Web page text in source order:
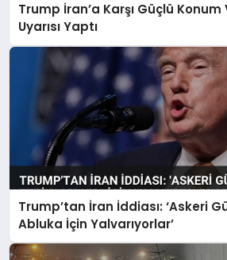
Trump İran’a Karşı Güçlü
Uyarısı Yaptı
Trump’tan İran İddiası: ‘Askeri
Abluka İçin Yalvarıyorlar’